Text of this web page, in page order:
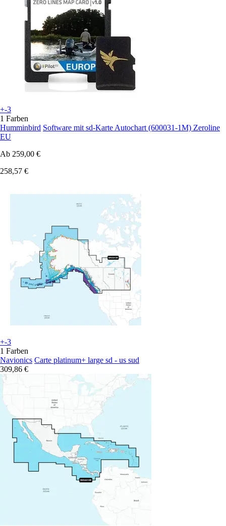
+-3
1 Farben
Humminbird Software mit sd-Karte Autochart (600031-1M) Zeroline
EU
Ab 259,00 €
258,57 €
+-3
1 Farben
Navionics Carte platinum+ large sd - us sud
309,86 €